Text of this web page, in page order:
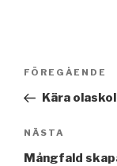
Föregående
inlägg
FÖREGÅENDE
Kära
Nästa
inlägg
NÄSTA
Mångfald